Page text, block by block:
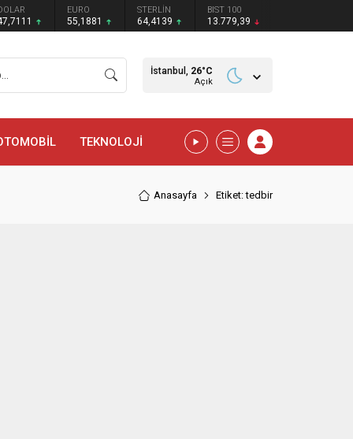
EURO
55,1881
STERLİN
64,4139
BIST 100
13.779,39
İstanbul, 26°C
Açık
TEKNOLOJİ
Anasayfa Etiket: tedbir